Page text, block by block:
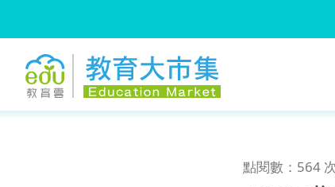
點閱數：564